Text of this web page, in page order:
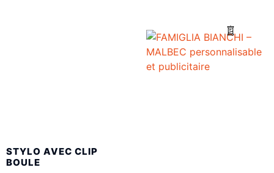
STYLO AVEC CLIP
BOULE